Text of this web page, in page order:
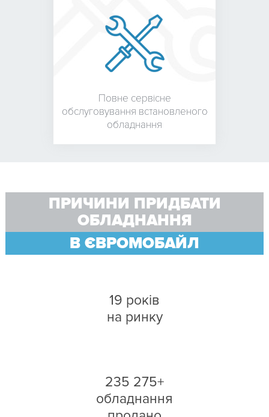
Повне сервісне
обслуговування встановленого
обладнання
ПРИЧИНИ ПРИДБАТИ
ОБЛАДНАННЯ
В ЄВРОМОБАЙЛ
19 років
на ринку
235 275+
обладнання